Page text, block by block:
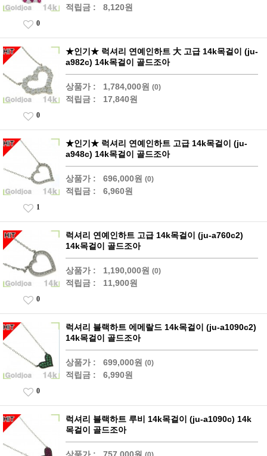
적립금 : 8,120원
0
★인기★ 럭셔리 연예인하트 大 고급 14k목걸이 (ju-
a982c) 14k목걸이 골드조아
상품가 : 1,784,000원 (0)
적립금 : 17,840원
0
★인기★ 럭셔리 연예인하트 고급 14k목걸이 (ju-
a948c) 14k목걸이 골드조아
상품가 : 696,000원 (0)
적립금 : 6,960원
1
럭셔리 연예인하트 고급 14k목걸이 (ju-a760c2)
14k목걸이 골드조아
상품가 : 1,190,000원 (0)
적립금 : 11,900원
0
럭셔리 블랙하트 에메랄드 14k목걸이 (ju-a1090c2)
14k목걸이 골드조아
상품가 : 699,000원 (0)
적립금 : 6,990원
0
럭셔리 블랙하트 루비 14k목걸이 (ju-a1090c) 14k
목걸이 골드조아